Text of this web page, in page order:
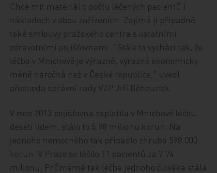
Chce mít materiál o počtu léčených pacientů i
nákladech v obou zařízeních. Zajímá ji případně
také smlouvy pražského centra s ostatními
zdravotními pojišťovnami. "Stále to vychází tak, že
léčba v Mnichově je výrazně, výrazně ekonomicky
méně náročná než v České republice," uvedl
předseda správní rady VZP Jiří Běhounek.
V roce 2013 pojišťovna zaplatila v Mnichově léčbu
deseti lidem, stálo to 5,98 milionu korun. Na
jednoho nemocného tak připadlo zhruba 598.000
korun. V Praze se léčilo 11 pacientů za 7,74
milionu. Průměrně tak léčba jednoho člověka stála